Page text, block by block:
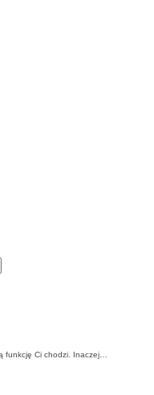
funkcję Ci chodzi. Inaczej…